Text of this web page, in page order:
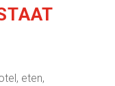
eten,